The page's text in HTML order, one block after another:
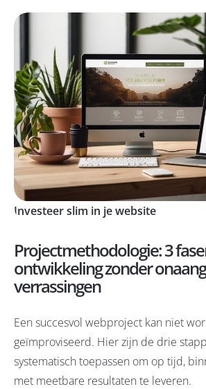
Investeer slim in je website
Projectmethodologie: 3
ontwikkeling zonder
verrassingen
Een succesvol webproject kan niet
geïmproviseerd. Hier zijn de drie
systematisch toepassen om op tijd,
met meetbare resultaten te leveren.